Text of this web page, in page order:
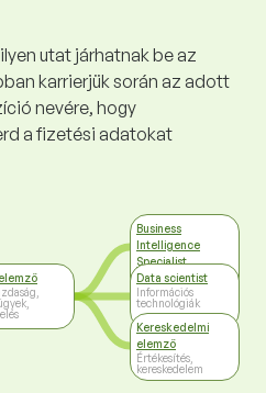
utat járhatnak be az
karrierjük során az adott
nevére, hogy
a fizetési adatokat
Business
Intelligence
Specialist
Információs
technológiák
Data scientist
Információs
technológiák
Kereskedelmi
elemző
Értékesítés,
kereskedelem